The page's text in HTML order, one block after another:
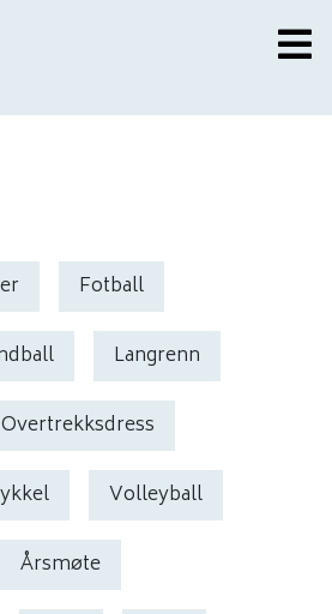
Fotball
Langrenn
Overtrekksdress
Volleyball
Årsmøte